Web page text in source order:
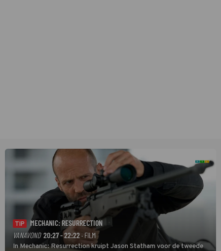
TIP
MECHANIC: RESURRECTION
VANAVOND 20:27 - 22:22· FILM
In Mechanic: Resurrection kruipt Jason Statham voor de tweede